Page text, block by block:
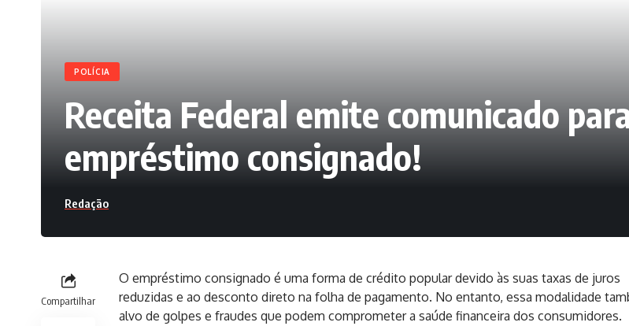
POLÍCIA
Receita Federal emite comunicado
empréstimo consignado!
Redação
Compartilhar
O empréstimo consignado é uma forma de crédito popular devido às suas taxas de juros
reduzidas e ao desconto direto na folha de pagamento. No entanto, essa modalidade
alvo de golpes e fraudes que podem comprometer a saúde financeira dos consumidores.